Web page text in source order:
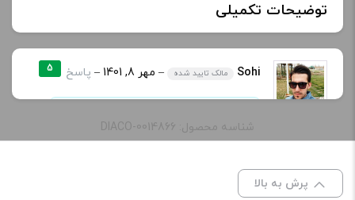
توضیحات تکمیلی
نیکوتین:
0 میلی گرم, 18 میلی گرم, 3 میلی گرم, 6
mango
ظرفیت: 60 میلی‌ لیتر
5 Sohi مالک تایید شده – مهر 8, 1401 – پاسخ
شناسه محصول: DIACO-0014866
پرش به بالا